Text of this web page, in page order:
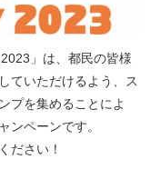
」は、都民の皆様
ていただけるよう、ス
プを集めることによ
ンペーンです。
ださい！